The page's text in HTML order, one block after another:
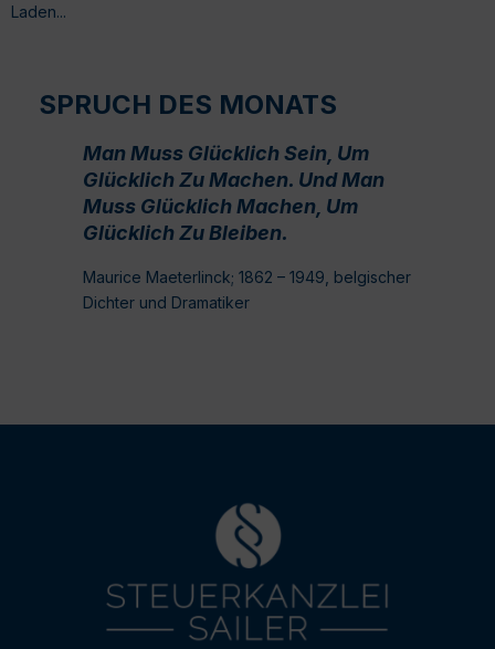
Laden...
SPRUCH DES MONATS
Man Muss Glücklich Sein, Um
Glücklich Zu Machen. Und Man
Muss Glücklich Machen, Um
Glücklich Zu Bleiben.
Maurice Maeterlinck; 1862 – 1949, belgischer
Dichter und Dramatiker